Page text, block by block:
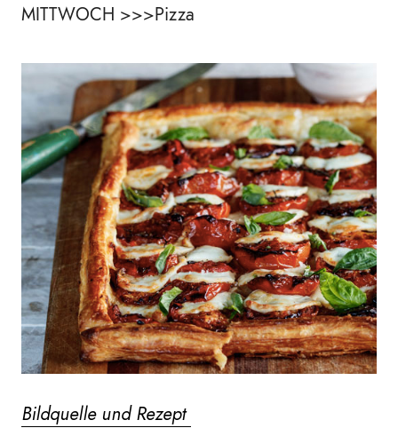
MITTWOCH >>>Pizza
Bildquelle und Rezept